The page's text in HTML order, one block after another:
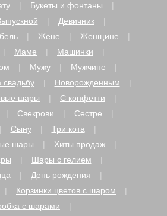
Букеты и фонтаны
Девичник
Жене
Женщине
Маме
Машинки
Мужу
Мужчине
свадьбу
Новорожденным
шары
С конфетти
Свекрови
Сестре
Сыну
Три кота
шары
Хиты продаж
Шары с гелием
День рождения
Корзинки цветов с шаром
с шарами